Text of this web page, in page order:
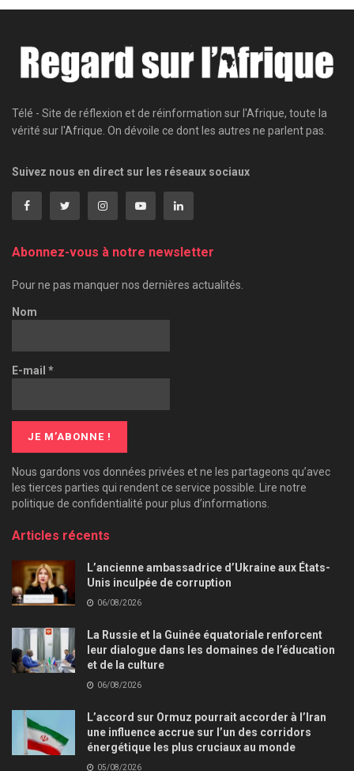
Télé - Site de réflexion et de réinformation sur l'Afrique, toute la
vérité sur l'Afrique. On dévoile ce dont les autres ne parlent pas.
Suivez nous en direct sur les réseaux sociaux
Abonnez-vous à notre newsletter
Pour ne pas manquer nos dernières actualités.
Nom
E-mail *
Nous gardons vos données privées et ne les partageons qu’avec
les tierces parties qui rendent ce service possible. Lire notre
politique de confidentialité pour plus d’informations.
Articles récents
L’ancienne ambassadrice d’Ukraine aux États-
Unis inculpée de corruption
06/08/2026
La Russie et la Guinée équatoriale renforcent
leur dialogue dans les domaines de l’éducation
et de la culture
06/08/2026
L’accord sur Ormuz pourrait accorder à l’Iran
une influence accrue sur l’un des corridors
énergétique les plus cruciaux au monde
05/08/2026